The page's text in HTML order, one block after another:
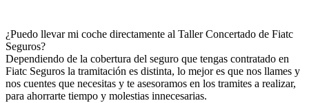
¿Puedo llevar mi coche directamente al Taller Concertado de Fiatc
Seguros?
Dependiendo de la cobertura del seguro que tengas contratado en
Fiatc Seguros la tramitación es distinta, lo mejor es que nos llames y
nos cuentes que necesitas y te asesoramos en los tramites a realizar,
para ahorrarte tiempo y molestias innecesarias.